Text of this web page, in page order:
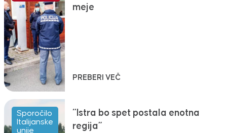
meje
PREBERI VEČ
Sporočilo
Italijanske
unije
“Istra bo spet postala enotna
regija”